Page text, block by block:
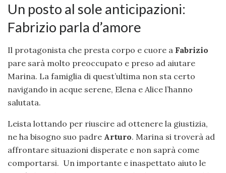
Un posto al sole anticipazioni:
Fabrizio parla d’amore
Il protagonista che presta corpo e cuore a Fabrizio
pare sarà molto preoccupato e preso ad aiutare
Marina. La famiglia di quest’ultima non sta certo
navigando in acque serene, Elena e Alice l’hanno
salutata.
Leista lottando per riuscire ad ottenere la giustizia,
ne ha bisogno suo padre Arturo. Marina si troverà ad
affrontare situazioni disperate e non saprà come
comportarsi. Un importante e inaspettato aiuto le